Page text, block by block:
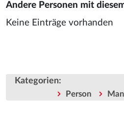
Andere Personen mit
Keine Einträge vorhanden
Kategorien:
Person